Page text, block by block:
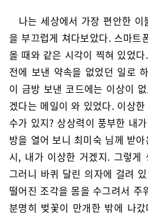
나는 세상에서 가장 편안한
을 부끄럽게 쳐다보았다. 스마트
올 때와 같은 시각이 찍혀 있었
전에 보낸 약속을 없었던 일로
이 금방 보낸 코드에는 이상이
겠다는 메일이 와 있었다. 이상
수가 있지? 상상력이 풍부한 내
방을 열어 보니 최미숙 님께 받
시, 내가 이상한 거겠지. 그렇게
그러니 바퀴 달린 의자에 걸려
떨어진 조각을 몸을 수그려서 주
분명히 벚꽃이 만개한 밖에 나